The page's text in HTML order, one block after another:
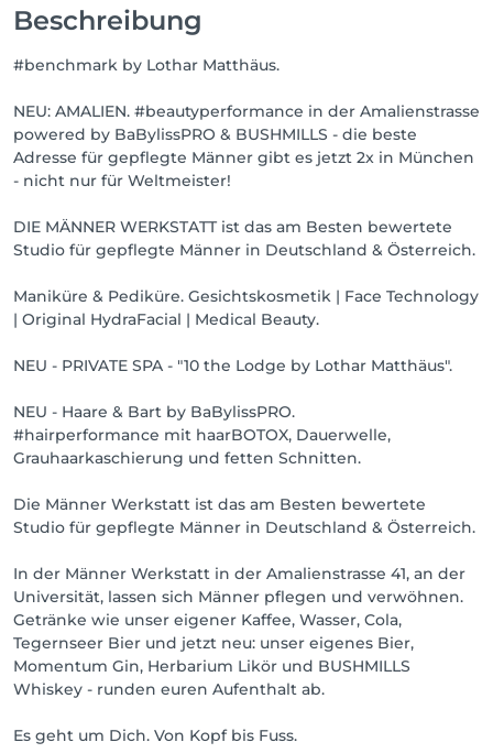
ausgebildete Friseurmeister, staatl. geprüfte
Kosmetikerinnen & Kosmetikmeisterinnen mit
Erfahrung und regelmäßigen Schulungen - bei
unseren diversen Partnern. Wir verwenden nur die
Geräte. Und ab jetzt NEU: HydraFacial™ - Face
Technology für Männer.
#beautyperformance meets #facetechnology
basieren auf einer patentierten Vortex-Technologie
Deiner Männerhaut. Fruchtsäurepeeling,
Tiefenhydration, LED-Lichttherapie und
Lymphdrainage gehören ebenfalls zur Anti-Aging-
Nochmal NEU: HydraFacial™ Keravive™ ist unsere
Das Ergebnis: gesünderes, voller aussehendes
Männerhaar. HydraFacial Keravive ergänzt zudem
andere Kopfhaut- und
Haargesundheitsbehandlungen, sodass es sich
perfekt mit Dutzenden von Haar- und
Kopfhauttherapien kombinieren lässt.
Zusätzlich zur Maniküre und Pediküre/ Fusspflege,
Beschreibung
#benchmark by Lothar Matthäus.
NEU: AMALIEN. #beautyperformance in der Amalienstrasse
powered by BaBylissPRO & BUSHMILLS - die beste
Adresse für gepflegte Männer gibt es jetzt 2x in München
- nicht nur für Weltmeister!
DIE MÄNNER WERKSTATT ist das am Besten bewertete
Studio für gepflegte Männer in Deutschland & Österreich.
Maniküre & Pediküre. Gesichtskosmetik | Face Technology
| Original HydraFacial | Medical Beauty.
NEU - PRIVATE SPA - "10 the Lodge by Lothar Matthäus".
NEU - Haare & Bart by BaBylissPRO.
#hairperformance mit haarBOTOX, Dauerwelle,
Grauhaarkaschierung und fetten Schnitten.
Die Männer Werkstatt ist das am Besten bewertete
Studio für gepflegte Männer in Deutschland & Österreich.
In der Männer Werkstatt in der Amalienstrasse 41, an der
Universität, lassen sich Männer pflegen und verwöhnen.
Getränke wie unser eigener Kaffee, Wasser, Cola,
Tegernseer Bier und jetzt neu: unser eigenes Bier,
Momentum Gin, Herbarium Likör und BUSHMILLS
Whiskey - runden euren Aufenthalt ab.
Es geht um Dich. Von Kopf bis Fuss.